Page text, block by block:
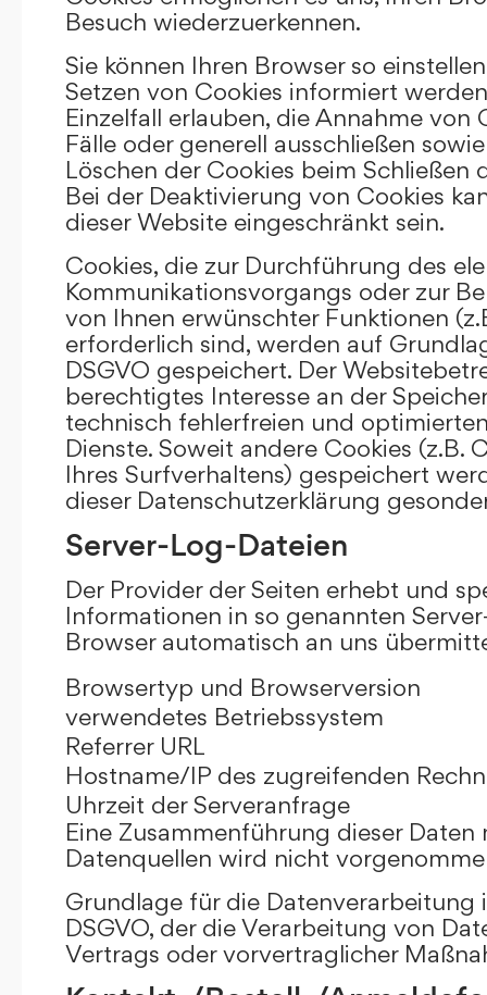
Besuch wiederzuerkennen.
Sie können Ihren Browser so
Setzen von Cookies informiert
Einzelfall erlauben, die Annahme von
Fälle oder generell ausschließen
Löschen der Cookies beim Schließen
Bei der Deaktivierung von Cookies
dieser Website eingeschränkt sein.
Cookies, die zur Durchführung des
Kommunikationsvorgangs oder zur
von Ihnen erwünschter Funktionen
erforderlich sind, werden auf
DSGVO gespeichert. Der
berechtigtes Interesse an der
technisch fehlerfreien und
Dienste. Soweit andere Cookies (z.B.
Ihres Surfverhaltens) gespeichert
dieser Datenschutzerklärung
Server-Log-Dateien
Der Provider der Seiten erhebt und
Informationen in so genannten
Browser automatisch an uns
Browsertyp und Browserversion
verwendetes Betriebssystem
Referrer URL
Hostname/IP des zugreifenden
Uhrzeit der Serveranfrage
Eine Zusammenführung dieser Daten
Datenquellen wird nicht
Grundlage für die Datenverarbeitung
DSGVO, der die Verarbeitung von
Vertrags oder vorvertraglicher